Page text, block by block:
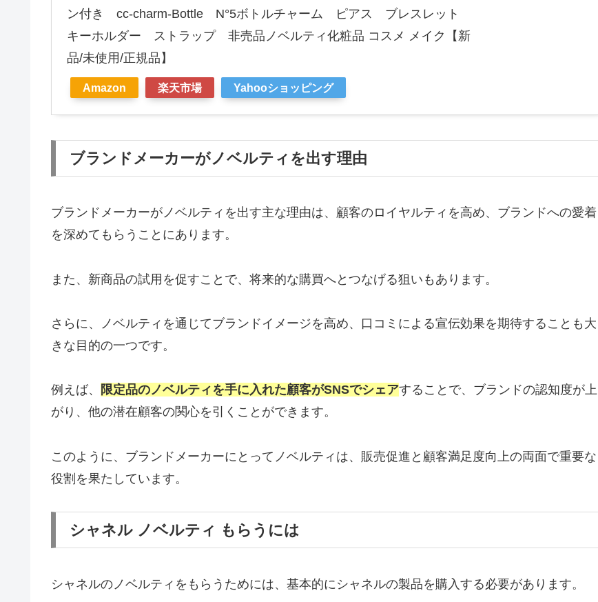
ン付き cc-charm-Bottle N°5ボトルチャーム ピアス ブレスレット
キーホルダー ストラップ 非売品ノベルティ化粧品 コスメ メイク【新
品/未使用/正規品】
Amazon 楽天市場 Yahooショッピング
ブランドメーカーがノベルティを出す理由
ブランドメーカーがノベルティを出す主な理由は、顧客のロイヤルティを高め、ブランドへの愛着
を深めてもらうことにあります。
また、新商品の試用を促すことで、将来的な購買へとつなげる狙いもあります。
さらに、ノベルティを通じてブランドイメージを高め、口コミによる宣伝効果を期待することも大
きな目的の一つです。
例えば、 限定品のノベルティを手に入れた顧客がSNSでシェアすることで、ブランドの認知度が上
がり、他の潜在顧客の関心を引くことができます。
このように、ブランドメーカーにとってノベルティは、販売促進と顧客満足度向上の両面で重要な
役割を果たしています。
シャネル ノベルティ もらうには
シャネルのノベルティをもらうためには、基本的にシャネルの製品を購入する必要があります。